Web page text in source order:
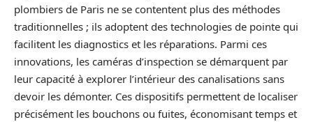
plombiers de Paris ne se contentent plus des méthodes
traditionnelles ; ils adoptent des technologies de pointe qui
facilitent les diagnostics et les réparations. Parmi ces
innovations, les caméras d’inspection se démarquent par
leur capacité à explorer l’intérieur des canalisations sans
devoir les démonter. Ces dispositifs permettent de localiser
précisément les bouchons ou fuites, économisant temps et